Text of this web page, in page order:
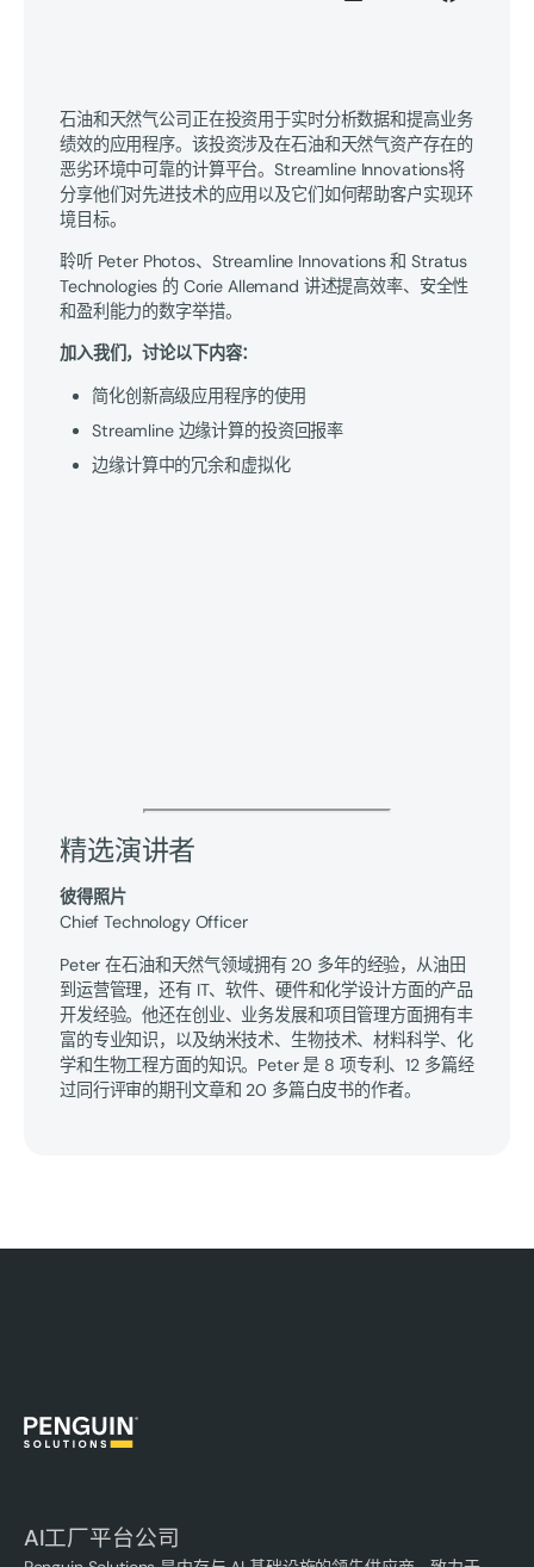
石油和天然气公司正在投资用于实时分析数据和提高业务
绩效的应用程序。该投资涉及在石油和天然气资产存在的
恶劣环境中可靠的计算平台。Streamline Innovations将
分享他们对先进技术的应用以及它们如何帮助客户实现环
境目标。
聆听 Peter Photos、Streamline Innovations 和 Stratus
Technologies 的 Corie Allemand 讲述提高效率、安全性
和盈利能力的数字举措。
加入我们，讨论以下内容：
简化创新高级应用程序的使用
Streamline 边缘计算的投资回报率
边缘计算中的冗余和虚拟化
精选演讲者
彼得照片
Chief Technology Officer
Peter 在石油和天然气领域拥有 20 多年的经验，从油田
到运营管理，还有 IT、软件、硬件和化学设计方面的产品
开发经验。他还在创业、业务发展和项目管理方面拥有丰
富的专业知识，以及纳米技术、生物技术、材料科学、化
学和生物工程方面的知识。Peter 是 8 项专利、12 多篇经
过同行评审的期刊文章和 20 多篇白皮书的作者。
AI工厂平台公司